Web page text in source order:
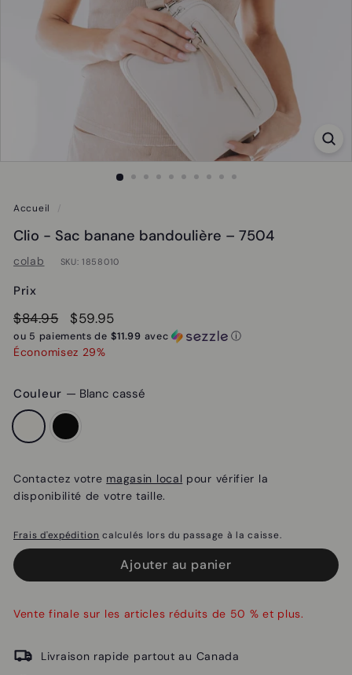
Accueil /
Clio - Sac banane bandoulière – 7504
colab SKU: 1858010
Prix
Prix
régulier
$84.95$84.95
Prix
soldé
$59.95
ou 5 paiements de $11.99 avec ⓘ
Économisez 29%
Couleur — Blanc cassé
Contactez votre magasin local pour vérifier la
disponibilité de votre taille.
Frais d'expédition calculés lors du passage à la caisse.
Ajouter au panier
Vente finale sur les articles réduits de 50 % et plus.
Livraison rapide partout au Canada